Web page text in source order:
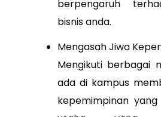
berpengaruh
bisnis anda.
Mengasah Jiwa
Mengikuti berbagai
ada di kampus
kepemimpinan